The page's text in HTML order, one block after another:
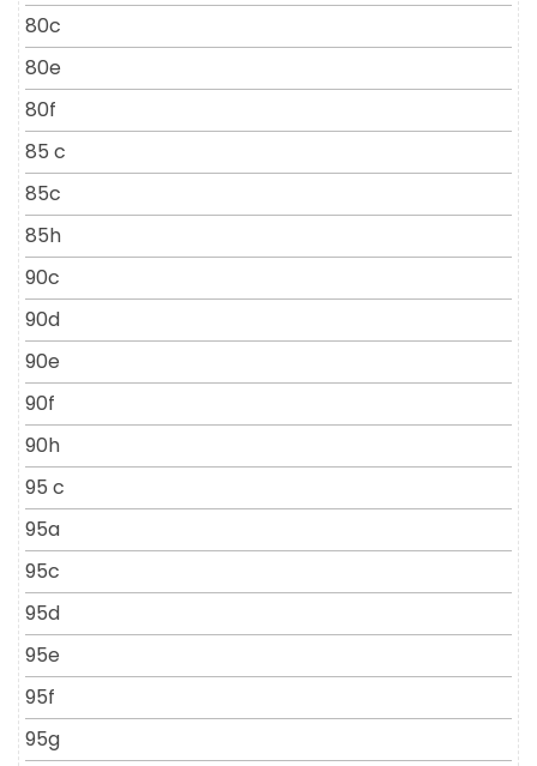
80c
80e
80f
85 c
85c
85h
90c
90d
90e
90f
90h
95 c
95a
95c
95d
95e
95f
95g